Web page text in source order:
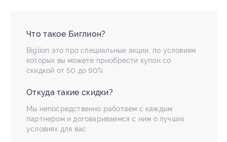
Что такое Биглион?
Biglion это про специальные акции, по условиям
которых вы можете приобрести купон со
скидкой от 50 до 90%
Откуда такие скидки?
Мы непосредственно работаем с каждым
партнером и договариваемся с ним о лучших
условиях для вас